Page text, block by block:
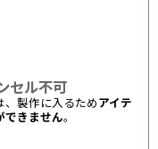
セル不可
、製作に入るため アイテ
できません。